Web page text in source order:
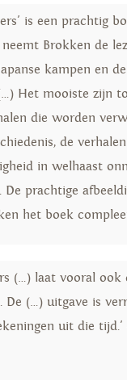
is een prachtig
Brokken de
kampen en
Het mooiste zijn
die worden
de
in welhaast
De prachtige
het boek
(…) laat vooral ook
De (…) uitgave is
uit die tijd.'